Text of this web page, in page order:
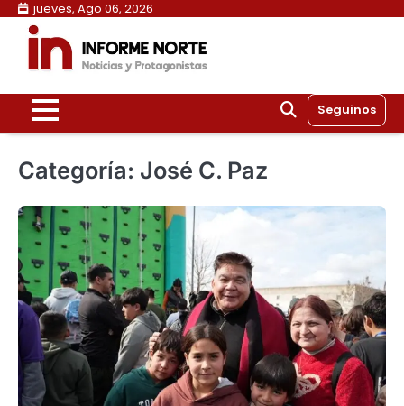
Skip
content
jueves, Ago 06, 2026
Seguinos
Categoría: José C. Paz